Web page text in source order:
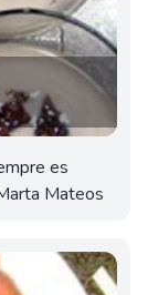
es
Mateos